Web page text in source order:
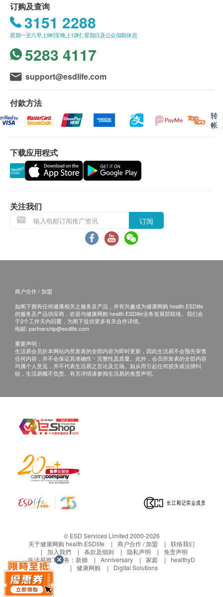
葡萄糖胺(Glucosamine)天然存在于人体，可由人体自
行合成，能有助促进软骨修补，增强软骨製造，润滑
关节。但随着年纪渐长，葡萄糖胺的合成减少，而软
骨组织之间不断磨损，令软骨的再生速度赶不上磨蚀
速度，因而造成关节僵硬及疼痛难耐。因此，补充葡
萄糖胺乃安全、无副作用而有效的方法。
加拿大维柏健webber naturals贵为关节护理销售No.1
品牌(见1)，其健骨系列产品享誉全球，深受用家追
捧，知名人士如美国职业棒球员Joe Carter也是其爱
更是最畅销的产品，其蕴含葡萄糖胺500亳克及软骨
素400亳克成分，有助产生协同效应，发挥特强疗
效，有助修补受损软骨，促进再生，更能补充软骨中
合长期关节痛疼痛、运动受创及经常重複同一动作人
士。此外，多个国际医学期刊如《Osteoarthritis and
Cartilage》及《The Lancet》也曾发表报告确认葡萄
糖胺及软骨素的卓越功效，因而令其保健品深受西方
for the Joint Care Category for the last 9 years with
52 week periods ending Dec 12, 2015, for the Total
Canadian market and All Channels in Total Dollar
Volume, according to the WN Pharmaceuticals
custom product hierarchy. Copyright © 2016, The
Nielsen Company.
(成人)每日3次，每次1粒，随餐服用或遵照医生指示
注意事项
疑问的人士，请先咨询医生或专业人士的意见方可
服用。
患者、对本品成分过敏或有任何疑问人士，请先咨
标签特别说明，部分产品亦可供儿童食用，但碍于
个别年龄及身体状况的不同，请先咨询医生或专业
人士意见方可食用。
本产品应存放于儿童无法取得之处。
为确保品质，请存放于阴凉干爽地方，避免太阳直
费用。超重货品：如货品重量超过2千克*，须缴付附
加送货服务费用，以每2千克HK$20计算，不足2千克
者亦作2千克收费。以下地区不提供送货服务：
打鼓岭，离岛（包括愉景湾），南丫岛，长洲，坪
洲，大澳，梅窝，昂平），马湾，沙头角，落马洲，
皇岗，流浮山，龙鼓滩 ，踏石角，机场。 "
2. 订单确认后将于3-5个工作天内送达指定送货地
址。送货日期及地址一经确认后将无法更改，否则将
会引致严重送货延误，顾客亦须自行缴付因更改送货
日期及地址而引起之全数费用。
讯号悬掛或黑色暴雨警告生效时，送货服务时间将会
延迟。
4. 所有订单须视乎相关货品的供应情况再作最後确
的货品，健康网购health.ESDlife有权拒绝接受该订
单，并且会於送货前透过电话或电邮通知顾客再作安
1. 当顾客收取已订购之货品时，有责任检查货品是否
有损毁情况，一经确认签收，恕不接受退换。
2. 退换产品必须包装完整，如退换之产品有任何残缺
或过期退回，供应商有权不受理。
3. 如有其他损坏或遗漏查询，顾客必须保留有效收据
正本，并於送货後3个工作天内按下列方式联络健康
网购health.ESDlife客户服务部跟进。
客服热线: (852) 3151-2288
订购及查询
3151 2288
星期一至六早上9时至晚上12时; 星期日及公众假期休息
5283 4117
support@esdlife.com
付款方法
转
帐
下载应用程式
关注我们
订阅
商户合作 / 加盟
如阁下拥有任何健康相关之服务及产品，并有兴趣成为健康网购 health.ESDlife
的服务及产品供应商，欢迎与健康网购 health.ESDlife业务发展部联络。我们会
于2个工作天内回覆，为阁下提供更多有关合作详情。
电邮: partnership@esdlife.com
重要声明：
生活易会员於本网站内所发表的全部内容为即时更新，因此生活易不会预先审查
任何内容，并不会保证其准确性丶完整性及质量。此外，会员所发表的全部内容
均属个人意见，并不代表生活易之言论及立场。如从而引起任何损失或法律纠
纷，生活易概不负责。有关详情请参阅生活易的免责声明。
© ESD Services Limited 2000-2026
关于健康网购 health.ESDlife
商户合作 / 加盟
联络我们
加入我們
条款及细则 隐私声明
免责声明
生活易旗下业务： 新婚 Anniversary 家庭
healthyD
健康网购
Digital Solutions